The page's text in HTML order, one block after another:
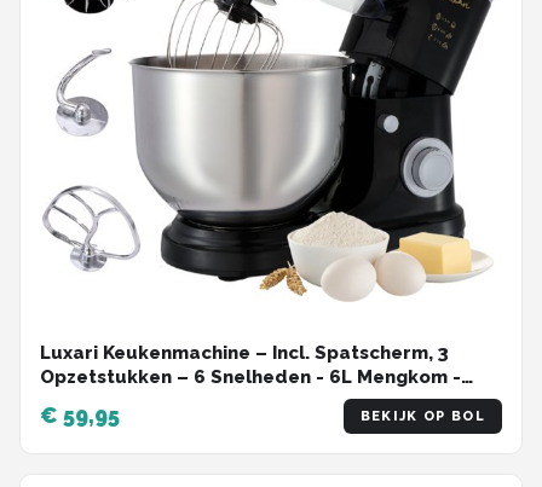
Luxari Keukenmachine – Incl. Spatscherm, 3
Opzetstukken – 6 Snelheden - 6L Mengkom -
1500W - Keukenrobot - Foodprocessor -
Keukenmixer - Zwart
€ 59,95 BEKIJK OP BOL